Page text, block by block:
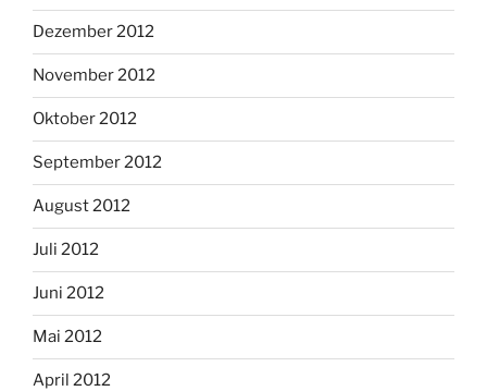
Dezember 2012
November 2012
Oktober 2012
September 2012
August 2012
Juli 2012
Juni 2012
Mai 2012
April 2012